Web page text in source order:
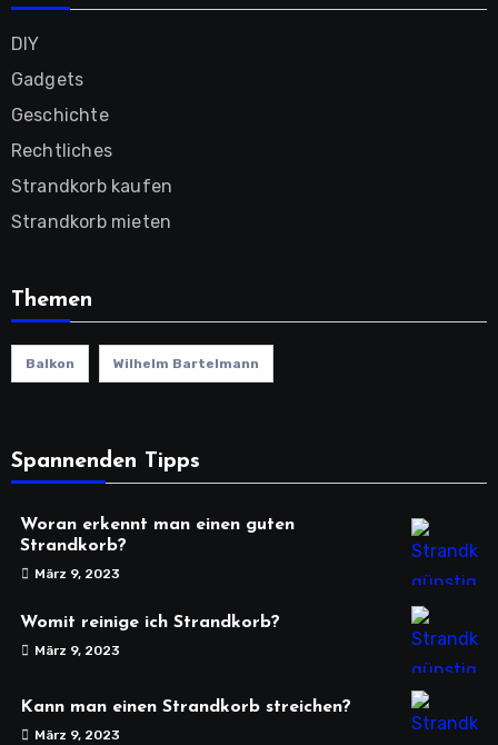
DIY
Gadgets
Geschichte
Rechtliches
Strandkorb kaufen
Strandkorb mieten
Themen
Balkon Wilhelm Bartelmann
Spannenden Tipps
Woran erkennt man einen guten
Strandkorb?
März 9, 2023
Womit reinige ich Strandkorb?
März 9, 2023
Kann man einen Strandkorb streichen?
März 9, 2023